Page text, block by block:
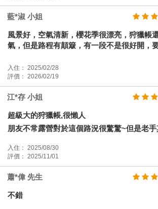
藍*淑 小姐
風景好，空氣清新，櫻花季很漂亮，狩獵帳
氣，但是路程有顛簸，有一段不是很好開，
入住： 2025/02/28
評價： 2026/02/19
江*存 小姐
超級大的狩獵帳,很懶人
朋友不常露營對於這個路況很驚驚~但是老
入住： 2025/08/30
評價： 2025/11/01
蕭*偉 先生
不錯